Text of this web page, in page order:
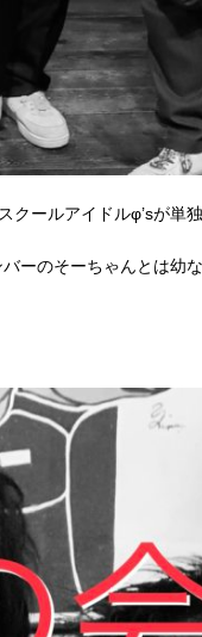
ールアイドルφ’sが単
ーのそーちゃんとは幼